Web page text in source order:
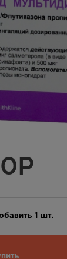
Р
1 шт.